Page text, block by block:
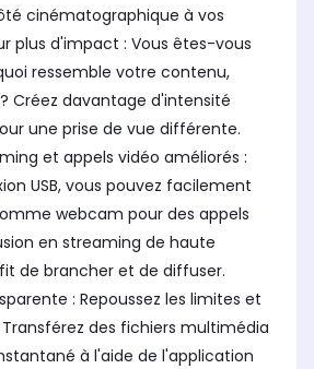
cinématographique à vos
plus d'impact : Vous êtes-vous
ressemble votre contenu,
Créez davantage d'intensité
une prise de vue différente.
et appels vidéo améliorés :
USB, vous pouvez facilement
webcam pour des appels
en streaming de haute
de brancher et de diffuser.
: Repoussez les limites et
des fichiers multimédia
à l'aide de l'application